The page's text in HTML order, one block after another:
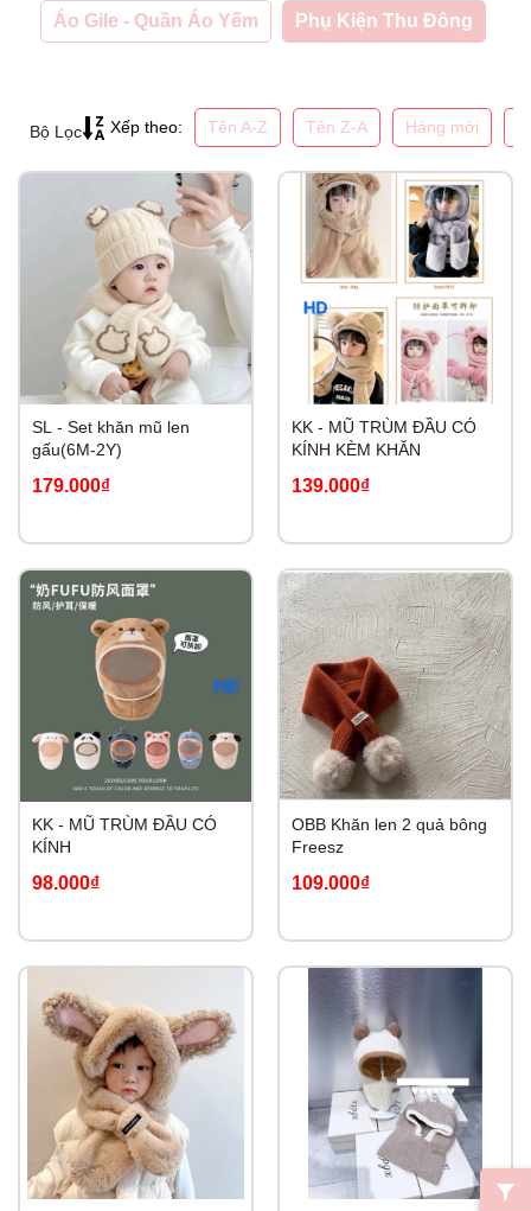
Áo Gile - Quần Áo Yếm Phụ Kiện Thu Đông
Bộ Lọc Xếp theo: Tên A-Z Tên Z-A Hàng mới
SL - Set khăn mũ len
gấu(6M-2Y)
179.000₫
KK - MŨ TRÙM ĐẦU CÓ
KÍNH KÈM KHĂN
139.000₫
KK - MŨ TRÙM ĐẦU CÓ
KÍNH
98.000₫
OBB Khăn len 2 quả bông
Freesz
109.000₫